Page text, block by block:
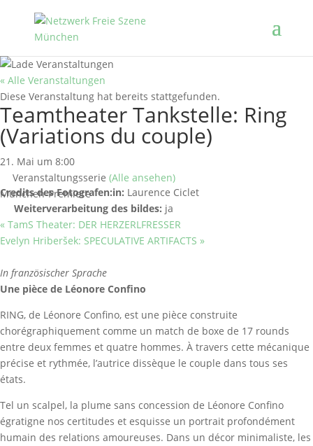
« Alle Veranstaltungen
Diese Veranstaltung hat bereits stattgefunden.
Teamtheater Tankstelle: Ring
(Variations du couple)
21. Mai um 8:00
Veranstaltungsserie (Alle ansehen)
München-Premiere
Credits des Fotografen:in: Laurence Ciclet
Weiterverarbeitung des bildes: ja
« TamS Theater: DER HERZERLFRESSER
Evelyn Hriberšek: SPECULATIVE ARTIFACTS »
In französischer Sprache
Une pièce de Léonore Confino
RING, de Léonore Confino, est une pièce construite
chorégraphiquement comme un match de boxe de 17 rounds
entre deux femmes et quatre hommes. À travers cette mécanique
précise et rythmée, l’autrice dissèque le couple dans tous ses
états.
Tel un scalpel, la plume sans concession de Léonore Confino
égratigne nos certitudes et esquisse un portrait profondément
humain des relations amoureuses. Dans un décor minimaliste, les